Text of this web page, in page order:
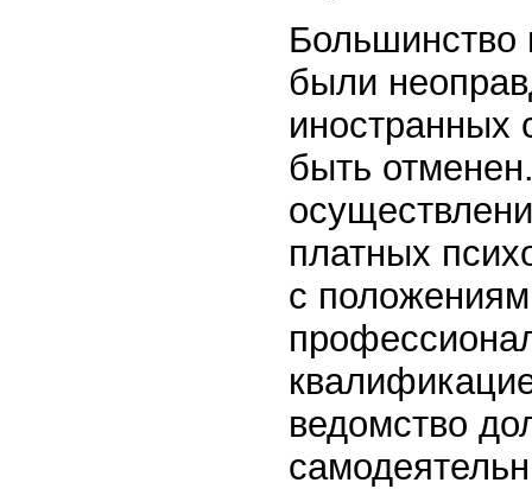
Большинство
были
иностранных
быть
платных
с
ведомство